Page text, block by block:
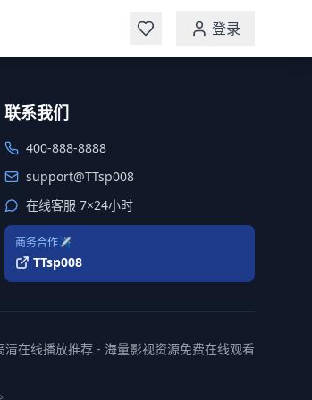
登录
联系我们
400-888-8888
support@TTsp008
在线客服 7×24小时
商务合作✈️
TTsp008
清在线播放推荐 - 海量影视资源免费在线观看